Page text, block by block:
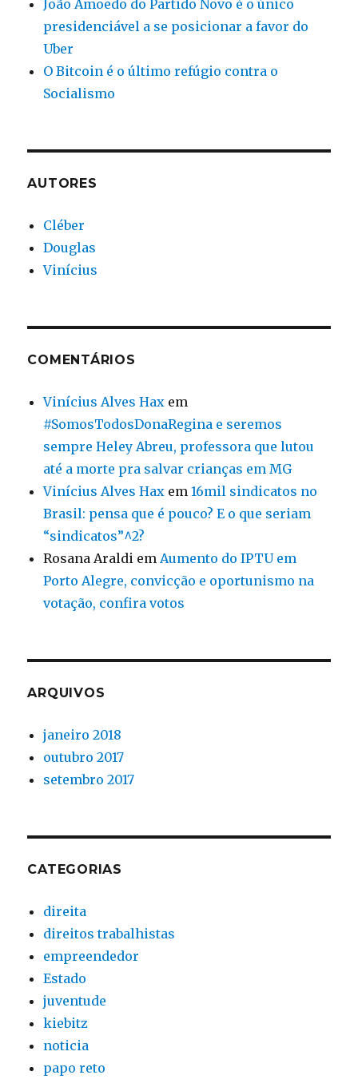
João Amoedo do Partido Novo é o único
presidenciável a se posicionar a favor do
Uber
O Bitcoin é o último refúgio contra o
Socialismo
AUTORES
Cléber
Douglas
Vinícius
COMENTÁRIOS
Vinícius Alves Hax em
#SomosTodosDonaRegina e seremos
sempre Heley Abreu, professora que lutou
até a morte pra salvar crianças em MG
Vinícius Alves Hax em16mil sindicatos no
Brasil: pensa que é pouco? E o que seriam
“sindicatos”^2?
Rosana Araldi em Aumento do IPTU em
Porto Alegre, convicção e oportunismo na
votação, confira votos
ARQUIVOS
janeiro 2018
outubro 2017
setembro 2017
CATEGORIAS
direita
direitos trabalhistas
empreendedor
Estado
juventude
kiebitz
noticia
papo reto